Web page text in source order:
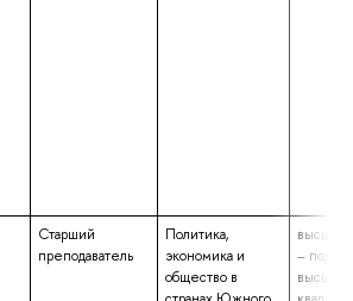
Старший
преподаватель
Политика,
экономика и
общество в
высшее
–
высшей